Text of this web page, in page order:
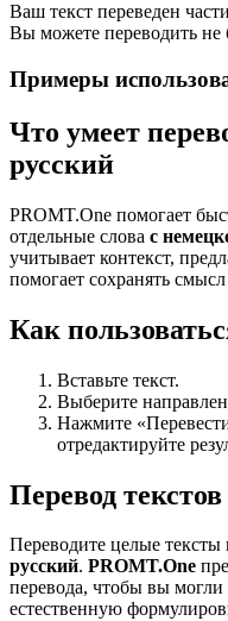
Ваш текст переведен
Вы можете переводить не
Примеры
Что умеет
русский
PROMT.One помогает
отдельные слова с
учитывает контекст,
помогает сохранять
Как
Вставьте текст.
Выберите
Нажмите
отредактируйте
Перевод
Переводите целые тексты
русский. PROMT.One
перевода, чтобы вы
естественную